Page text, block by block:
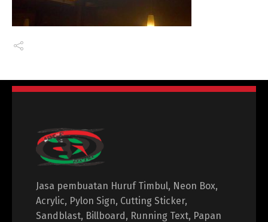
Jasa pembuatan Huruf Timbul, Neon Box,
Acrylic, Pylon Sign, Cutting Sticker,
Sandblast, Billboard, Running Text, Papan